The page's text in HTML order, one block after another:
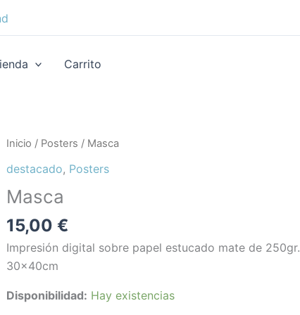
Carrito
Inicio / Posters / Masca
destacado, Posters
Masca
15,00€
Impresión digital sobre papel estucado mate de 250gr.
30x40cm
Disponibilidad: Hay existencias
Masca
cantidad